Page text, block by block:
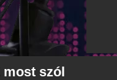
most szól